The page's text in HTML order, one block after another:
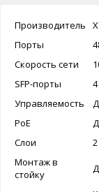
Производитель
Порты
Скорость сети
SFP-порты
4
Управляемость
PoE
Слои
2
Монтаж в
стойку